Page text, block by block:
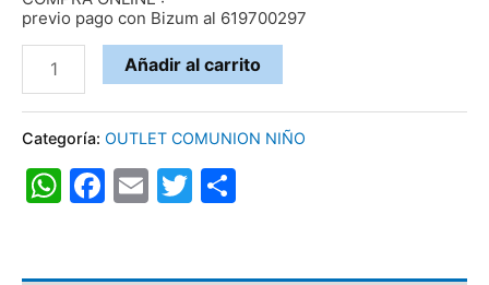
previo pago con Bizum al 619700297
MARINERO
celeste/azul
en
lino
cantidad
Añadir al carrito
Categoría: OUTLET COMUNION NIÑO
WhatsApp
Facebook
EmailTwitter